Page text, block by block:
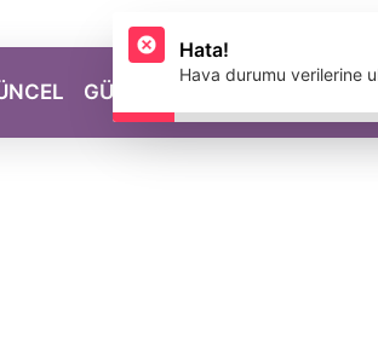
GÜZELLİK